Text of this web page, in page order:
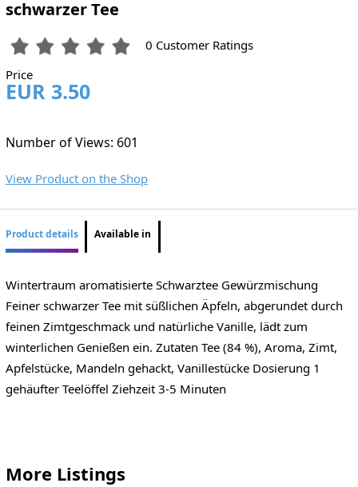
schwarzer Tee
0 Customer Ratings
Price
EUR 3.50
Number of Views: 601
View Product on the Shop
Product details Available in
Wintertraum aromatisierte Schwarztee Gewürzmischung
Feiner schwarzer Tee mit süßlichen Äpfeln, abgerundet durch
feinen Zimtgeschmack und natürliche Vanille, lädt zum
winterlichen Genießen ein. Zutaten Tee (84 %), Aroma, Zimt,
Apfelstücke, Mandeln gehackt, Vanillestücke Dosierung 1
gehäufter Teelöffel Ziehzeit 3-5 Minuten
More Listings